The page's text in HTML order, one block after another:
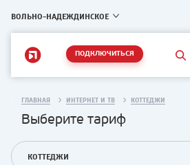
ВОЛЬНО-НАДЕЖДИНСКОЕ
ПОДКЛЮЧИТЬСЯ
ГЛАВНАЯ ИНТЕРНЕТ И ТВ КОТТЕДЖИ
Выберите тариф
КОТТЕДЖИ